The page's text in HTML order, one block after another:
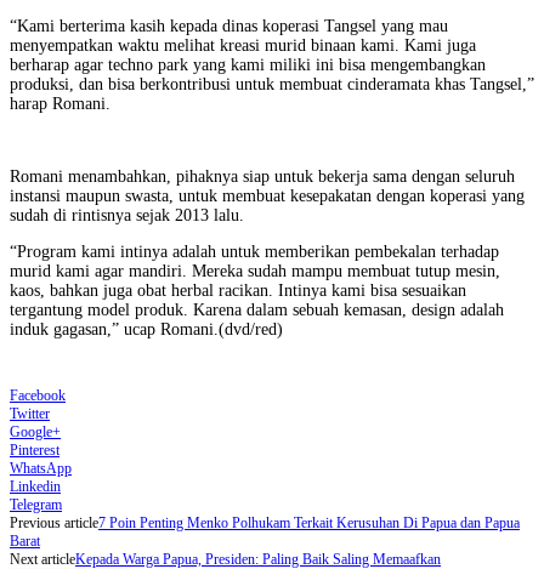
“Kami berterima kasih kepada dinas koperasi Tangsel yang mau
menyempatkan waktu melihat kreasi murid binaan kami. Kami juga
berharap agar techno park yang kami miliki ini bisa mengembangkan
produksi, dan bisa berkontribusi untuk membuat cinderamata khas Tangsel,”
harap Romani.
Romani menambahkan, pihaknya siap untuk bekerja sama dengan seluruh
instansi maupun swasta, untuk membuat kesepakatan dengan koperasi yang
sudah di rintisnya sejak 2013 lalu.
“Program kami intinya adalah untuk memberikan pembekalan terhadap
murid kami agar mandiri. Mereka sudah mampu membuat tutup mesin,
kaos, bahkan juga obat herbal racikan. Intinya kami bisa sesuaikan
tergantung model produk. Karena dalam sebuah kemasan, design adalah
induk gagasan,” ucap Romani.(dvd/red)
Facebook
Twitter
Google+
Pinterest
WhatsApp
Linkedin
Telegram
Previous article7 Poin Penting Menko Polhukam Terkait Kerusuhan Di Papua dan Papua
Barat
Next articleKepada Warga Papua, Presiden: Paling Baik Saling Memaafkan